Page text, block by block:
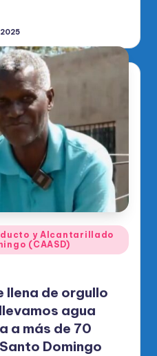
y Alcantarillado
(CAASD)
llena de orgullo
agua
a más de 70
Domingo